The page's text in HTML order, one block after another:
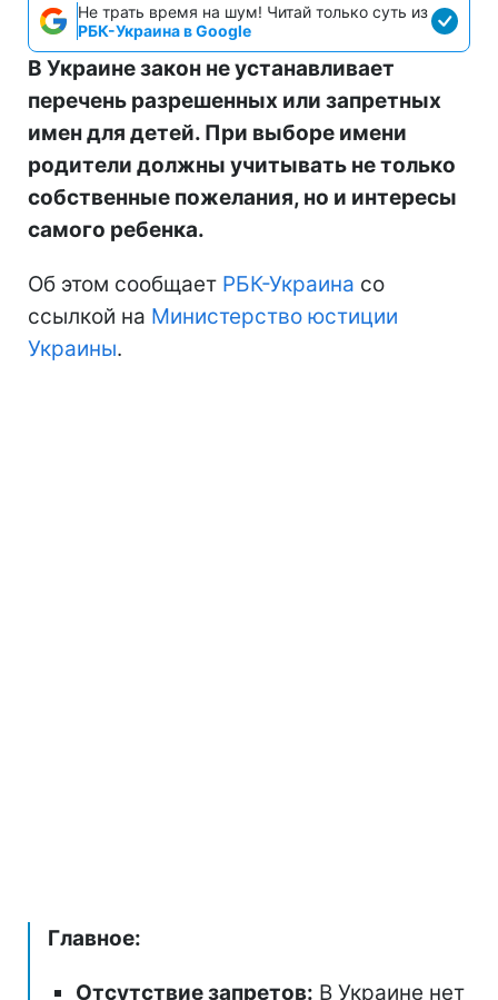
Не трать время на шум! Читай только суть из
РБК-Украина в Google
В Украине закон не устанавливает
перечень разрешенных или запретных
имен для детей. При выборе имени
родители должны учитывать не только
собственные пожелания, но и интересы
самого ребенка.
Об этом сообщает РБК-Украина со
ссылкой на Министерство юстиции
Украины.
Главное:
Отсутствие запретов: В Украине нет